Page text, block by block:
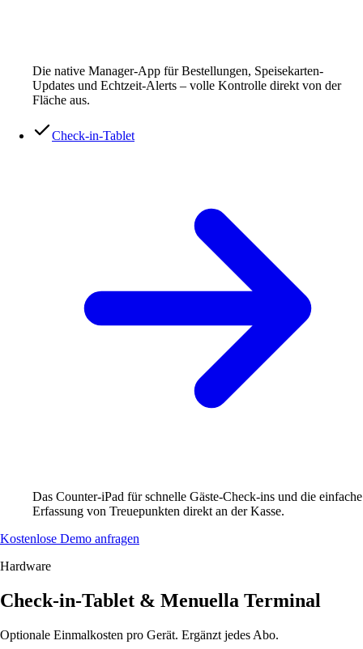
Die native Manager-App für Bestellungen, Speisekarten-
Updates und Echtzeit-Alerts – volle Kontrolle direkt von der
Fläche aus.
Check-in-Tablet
Das Counter-iPad für schnelle Gäste-Check-ins und die einfache
Erfassung von Treuepunkten direkt an der Kasse.
Kostenlose Demo anfragen
Hardware
Check-in-Tablet & Menuella Terminal
Optionale Einmalkosten pro Gerät. Ergänzt jedes Abo.